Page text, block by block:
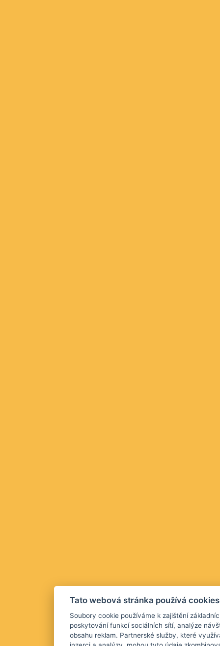
Tato webová stránka používá cookies
Soubory cookie používáme k zajištění
poskytování funkcí sociálních sítí, analýze
obsahu reklam. Partnerské služby, které